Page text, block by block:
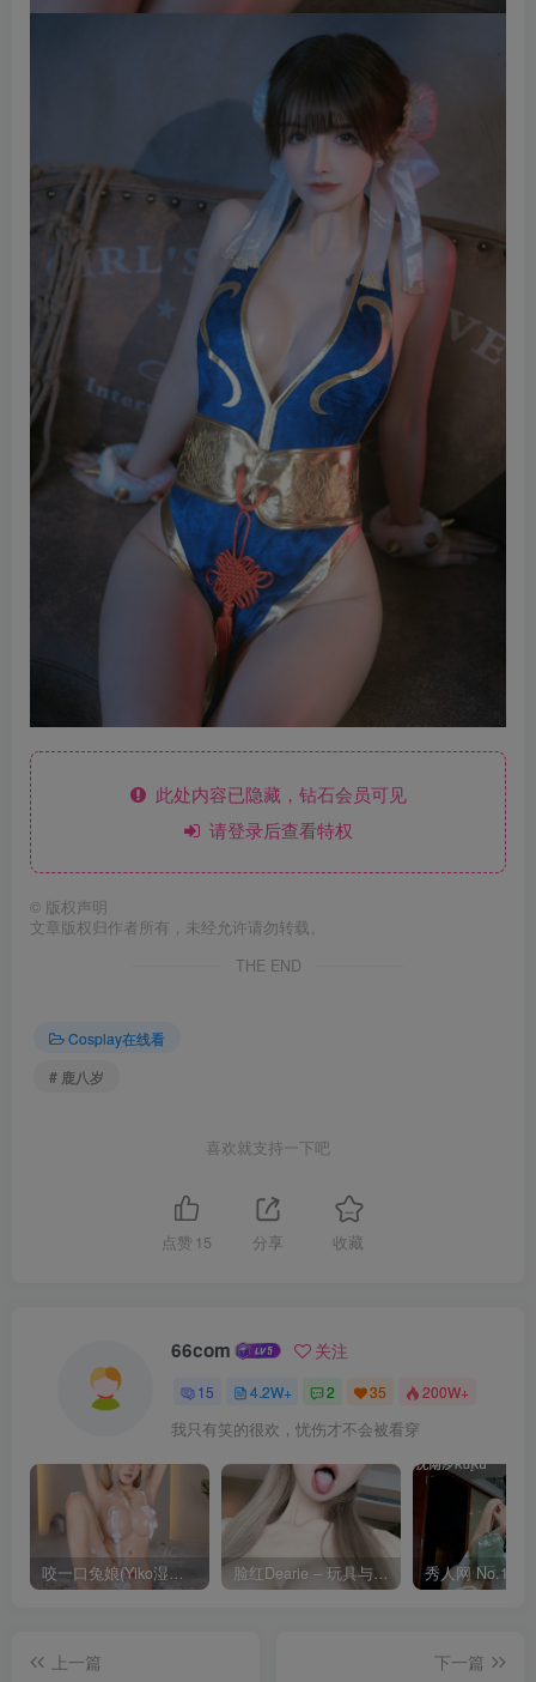
此处内容已隐藏，钻石会员可见
请登录后查看特权
© 版权声明
文章版权归作者所有，未经允许请勿转载。
THE END
Cosplay在线看
# 鹿八岁
喜欢就支持一下吧
点赞 15 分享 收藏
66com 关注
15 4.2W+ 2 35 200W+
我只有笑的很欢，忧伤才不会被看穿
咬一口兔娘(Yiko湿润兔) – 8月 鸣潮-芙露德莉斯 [63P]
上一篇
下一篇